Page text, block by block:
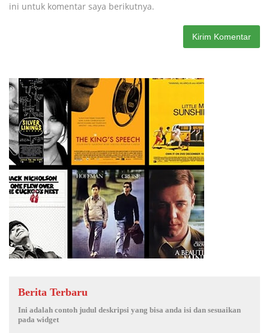
ini untuk komentar saya berikutnya.
Berita Terbaru
Ini adalah contoh judul deskripsi yang bisa anda isi dan sesuaikan
pada widget